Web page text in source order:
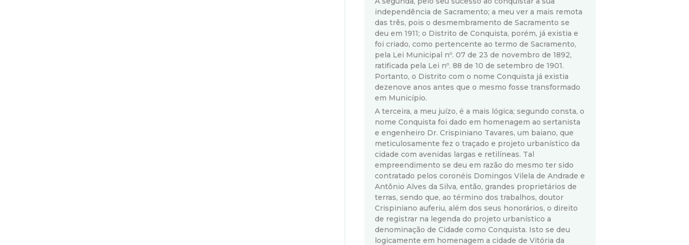
independência de Sacramento; a meu ver a mais remota
das três, pois o desmembramento de Sacramento se
deu em 1911; o Distrito de Conquista, porém, já existia e
foi criado, como pertencente ao termo de Sacramento,
pela Lei Municipal nº. 07 de 23 de novembro de 1892,
ratificada pela Lei nº. 88 de 10 de setembro de 1901.
Portanto, o Distrito com o nome Conquista já existia
dezenove anos antes que o mesmo fosse transformado
em Município.
A terceira, a meu juízo, é a mais lógica; segundo consta, o
nome Conquista foi dado em homenagem ao sertanista
e engenheiro Dr. Crispiniano Tavares, um baiano, que
meticulosamente fez o traçado e projeto urbanístico da
cidade com avenidas largas e retilíneas. Tal
empreendimento se deu em razão do mesmo ter sido
contratado pelos coronéis Domingos Vilela de Andrade e
Antônio Alves da Silva, então, grandes proprietários de
terras, sendo que, ao término dos trabalhos, doutor
Crispiniano auferiu, além dos seus honorários, o direito
de registrar na legenda do projeto urbanístico a
denominação de Cidade como Conquista. Isto se deu
logicamente em homenagem a cidade de Vitória da